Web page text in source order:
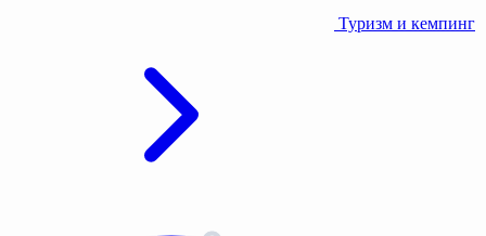
Туризм и кемпинг